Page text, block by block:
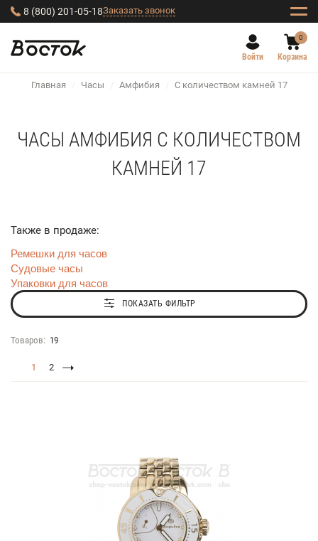
8 (800) 201-05-18Заказать звонок
Войти
0
Корзина
Главная / Часы / Амфибия / С количеством камней 17
ЧАСЫ АМФИБИЯ С КОЛИЧЕСТВОМ
КАМНЕЙ 17
Также в продаже:
Ремешки для часов
Судовые часы
Упаковки для часов
ПОКАЗАТЬ ФИЛЬТР
Товаров: 19
1 2